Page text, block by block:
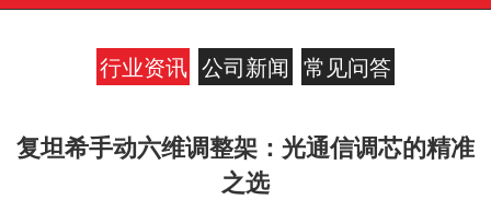
行业资讯 公司新闻 常见问答
复坦希手动六维调整架：光通信调芯的精准
之选